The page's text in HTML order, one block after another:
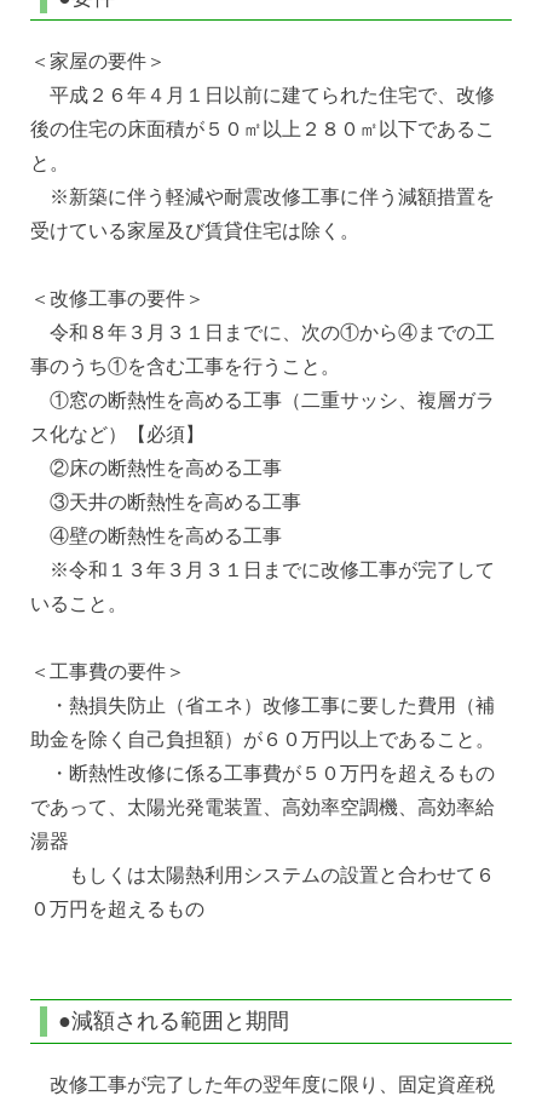
＜家屋の要件＞
平成２６年４月１日以前に建てられた住宅で、改修
後の住宅の床面積が５０㎡以上２８０㎡以下であるこ
と。
※新築に伴う軽減や耐震改修工事に伴う減額措置を
受けている家屋及び賃貸住宅は除く。
＜改修工事の要件＞
令和８年３月３１日までに、次の①から④までの工
事のうち①を含む工事を行うこと。
①窓の断熱性を高める工事（二重サッシ、複層ガラ
ス化など）【必須】
②床の断熱性を高める工事
③天井の断熱性を高める工事
④壁の断熱性を高める工事
※令和１３年３月３１日までに改修工事が完了して
いること。
＜工事費の要件＞
・熱損失防止（省エネ）改修工事に要した費用（補
助金を除く自己負担額）が６０万円以上であること。
・断熱性改修に係る工事費が５０万円を超えるもの
であって、太陽光発電装置、高効率空調機、高効率給
湯器
もしくは太陽熱利用システムの設置と合わせて６
０万円を超えるもの
●減額される範囲と期間
改修工事が完了した年の翌年度に限り、固定資産税